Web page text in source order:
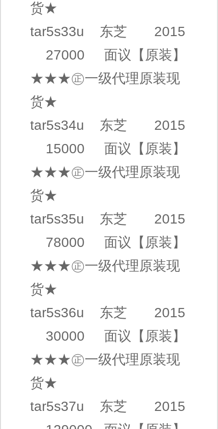
货★
tar5s33u 东芝 2015
27000 面议 【原装】
★★★㊣一级代理原装现
货★
tar5s34u 东芝 2015
15000 面议 【原装】
★★★㊣一级代理原装现
货★
tar5s35u 东芝 2015
78000 面议 【原装】
★★★㊣一级代理原装现
货★
tar5s36u 东芝 2015
30000 面议 【原装】
★★★㊣一级代理原装现
货★
tar5s37u 东芝 2015